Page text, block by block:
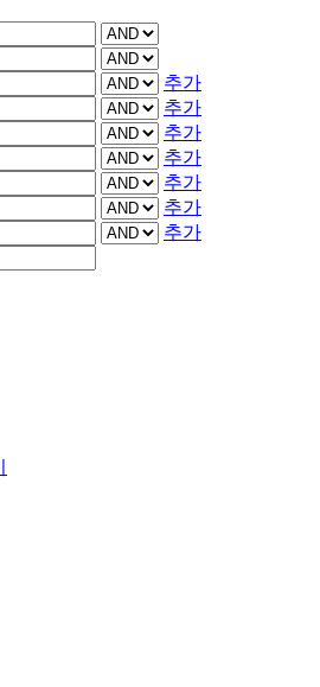
추가
추가
추가
추가
추가
추가
추가